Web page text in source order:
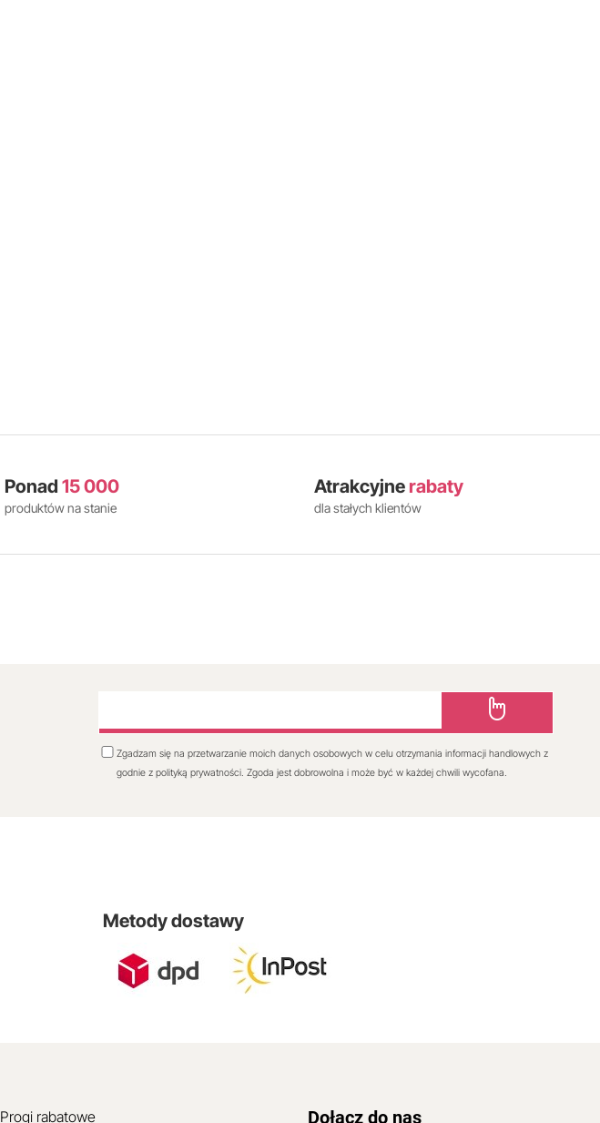
Ponad 15 000
produktów na stanie
Atrakcyjne rabaty
dla stałych klientów
Zgadzam się na przetwarzanie moich danych osobowych w celu otrzymania informacji handlowych z
godnie z polityką prywatności. Zgoda jest dobrowolna i może być w każdej chwili wycofana.
Metody dostawy
Progi rabatowe Dołącz do nas